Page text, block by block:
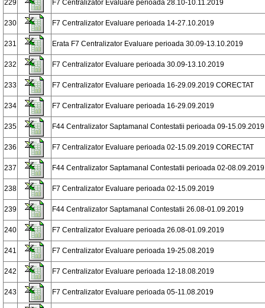
229 F7 Centralizator Evaluare perioada 28.10-10.11.2019
230 F7 Centralizator Evaluare perioada 14-27.10.2019
231 Erata F7 Centralizator Evaluare perioada 30.09-13.10.2019
232 F7 Centralizator Evaluare perioada 30.09-13.10.2019
233 F7 Centralizator Evaluare perioada 16-29.09.2019 CORECTAT
234 F7 Centralizator Evaluare perioada 16-29.09.2019
235 F44 Centralizator Saptamanal Contestatii perioada 09-15.09.2019
236 F7 Centralizator Evaluare perioada 02-15.09.2019 CORECTAT
237 F44 Centralizator Saptamanal Contestatii perioada 02-08.09.2019
238 F7 Centralizator Evaluare perioada 02-15.09.2019
239 F44 Centralizator Saptamanal Contestatii 26.08-01.09.2019
240 F7 Centralizator Evaluare perioada 26.08-01.09.2019
241 F7 Centralizator Evaluare perioada 19-25.08.2019
242 F7 Centralizator Evaluare perioada 12-18.08.2019
243 F7 Centralizator Evaluare perioada 05-11.08.2019